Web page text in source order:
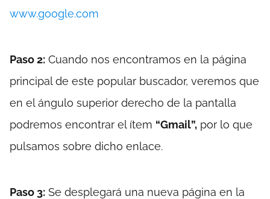
www.google.com
Paso 2: Cuando nos encontramos en la página
principal de este popular buscador, veremos que
en el ángulo superior derecho de la pantalla
podremos encontrar el ítem “Gmail”, por lo que
pulsamos sobre dicho enlace.
Paso 3: Se desplegará una nueva página en la